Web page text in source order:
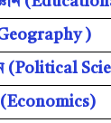
)
(Political
(Economics)